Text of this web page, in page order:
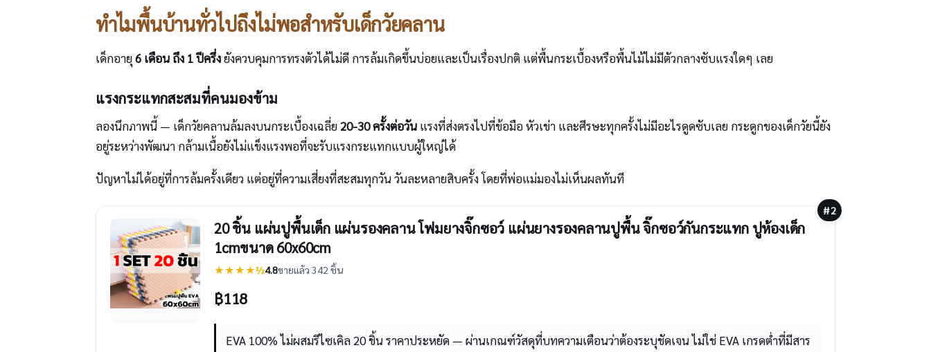
ทำไมพื้นบ้านทั่วไปถึงไม่พอสำหรับเด็กวัยคลาน
เด็กอายุ6 เดือน ถึง 1 ปีครึ่งยังควบคุมการทรงตัวได้ไม่ดี การล้มเกิดขึ้นบ่อยและเป็นเรื่องปกติ แต่พื้นกระเบื้องหรือพื้นไม้ไม่มีตัวกลางซับแรงใดๆ เลย
แรงกระแทกสะสมที่คนมองข้าม
ลองนึกภาพนี้ — เด็กวัยคลานล้มลงบนกระเบื้องเฉลี่ย20-30 ครั้งต่อวัน แรงที่ส่งตรงไปที่ข้อมือ หัวเข่า และศีรษะทุกครั้งไม่มีอะไรดูดซับเลย กระดูกของเด็กวัยนี้ยัง
อยู่ระหว่างพัฒนา กล้ามเนื้อยังไม่แข็งแรงพอที่จะรับแรงกระแทกแบบผู้ใหญ่ได้
ปัญหาไม่ได้อยู่ที่การล้มครั้งเดียว แต่อยู่ที่ความเสี่ยงที่สะสมทุกวัน วันละหลายสิบครั้ง โดยที่พ่อแม่มองไม่เห็นผลทันที
#2
20 ชิ้น แผ่นปูพื้นเด็ก แผ่นรองคลาน โฟมยางจิ๊กซอว์ แผ่นยางรองคลานปูพื้น จิ๊กซอว์กันกระแทก ปูห้องเด็ก
1cmขนาด 60x60cm
★★★★½4.8ขายแล้ว 342 ชิ้น
฿118
EVA 100% ไม่ผสมรีไซเคิล 20 ชิ้น ราคาประหยัด — ผ่านเกณฑ์วัสดุที่บทความเตือนว่าต้องระบุชัดเจน ไม่ใช่ EVA เกรดต่ำที่มีสาร